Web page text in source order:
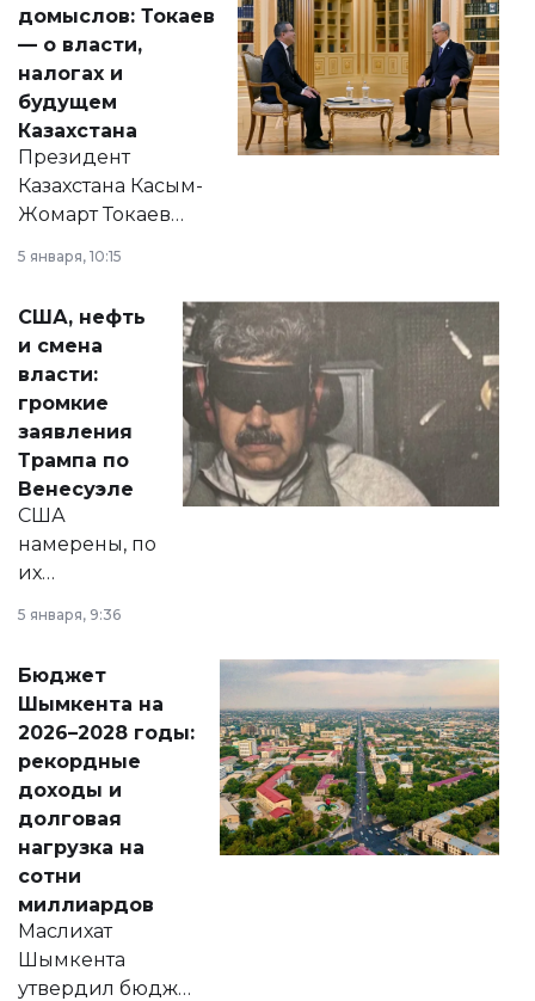
домыслов: Токаев
— о власти,
налогах и
будущем
Казахстана
Президент
Казахстана Касым-
Жомарт Токаев
сразу несколько
актуальных тем —
от слухов о
политических
реформах до
вопросов армии,
экономики и
личного здоровья.
5 января, 10:15
США, нефть
и смена
власти:
громкие
заявления
Трампа по
Венесуэле
США
намерены, по
их
принести
народу
Венесуэлы.
5 января, 9:36
Бюджет
Шымкента на
2026–2028 годы:
рекордные
доходы и
долговая
нагрузка на
сотни
миллиардов
Маслихат
Шымкента
утвердил бюджет